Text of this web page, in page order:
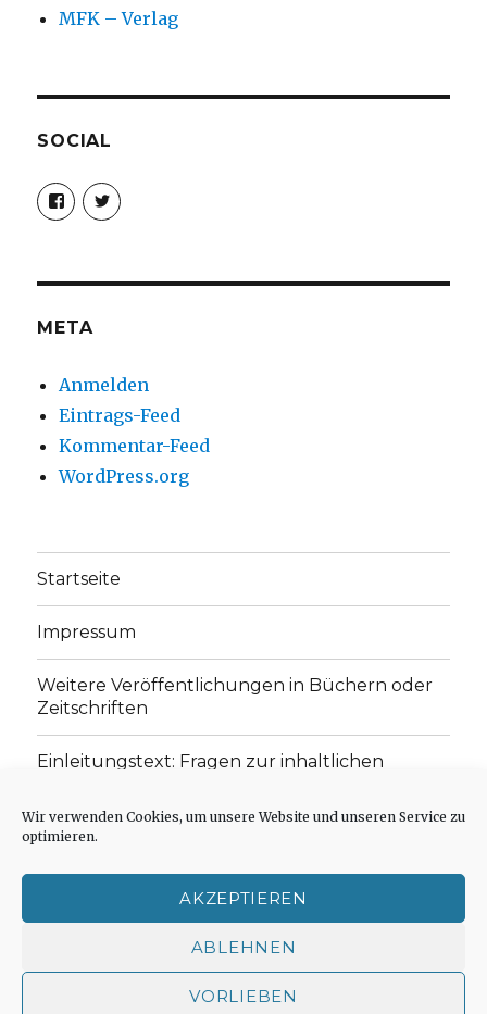
Wir verwenden Cookies, um unsere Website und unseren Service zu
optimieren.
AKZEPTIEREN
ABLEHNEN
VORLIEBEN
MFK – Verlag
SOCIAL
Profil
von
christoph.fleischer1
anzeigen
Profil
von
anzeigen
META
Anmelden
Eintrags-Feed
Kommentar-Feed
WordPress.org
Startseite
Impressum
Weitere Veröffentlichungen in Büchern oder
Zeitschriften
Einleitungstext: Fragen zur inhaltlichen
„schwachen Glaubens“
Cookie-Richtlinie (EU)
Impressum